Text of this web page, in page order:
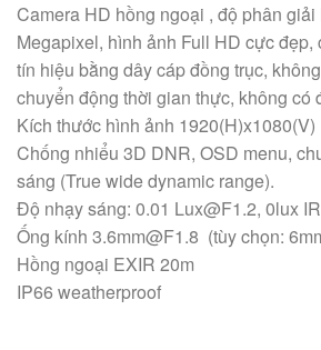
Camera HD hồng ngoại , độ phân giải
Megapixel, hình ảnh Full HD cực đẹp,
tín hiệu bằng dây cáp đồng trục,
chuyển động thời gian thực, không có
Kích thước hình ảnh 1920(H)x1080(V)
Chống nhiểu 3D DNR, OSD menu,
sáng (True wide dynamic range).
Độ nhạy sáng: 0.01 Lux@F1.2, 0lux
Ống kính 3.6mm@F1.8 (tùy chọn:
Hồng ngoại EXIR 20m
IP66 weatherproof